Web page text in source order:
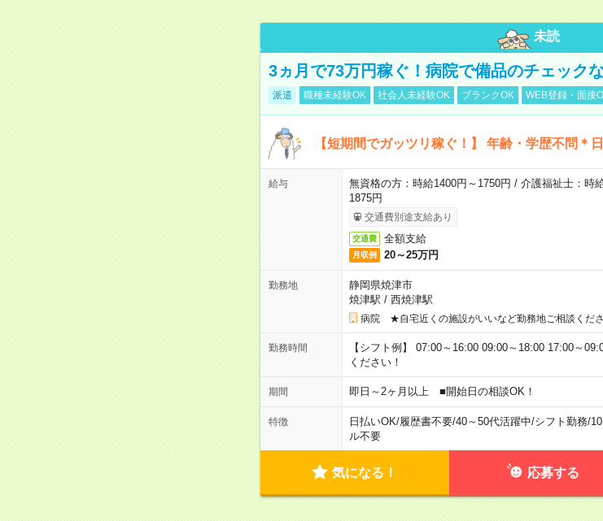
未読
3ヵ月で73万円稼ぐ！病院で備品のチェック
派遣 職種未経験OK 社会人未経験OK ブランクOK WEB登録・面接
【短期間でガッツリ稼ぐ！】 年齢・学歴不問＊
給与
無資格の方：時給1400円～1750円 / 介護福祉士：時
1875円
交通費別途支給あり
交通費 全額支給
月収例 20～25万円
勤務地
静岡県焼津市
焼津駅 / 西焼津駅
病院 ★自宅近くの施設がいいなど勤務地ご相談くだ
勤務時間
【シフト例】 07:00～16:00 09:00～18:00 17:00～
ください！
期間 即日～2ヶ月以上 ■開始日の相談OK！
特徴 日払いOK/履歴書不要/40～50代活躍中/シフト勤務/
ル不要
気になる！ 応募する